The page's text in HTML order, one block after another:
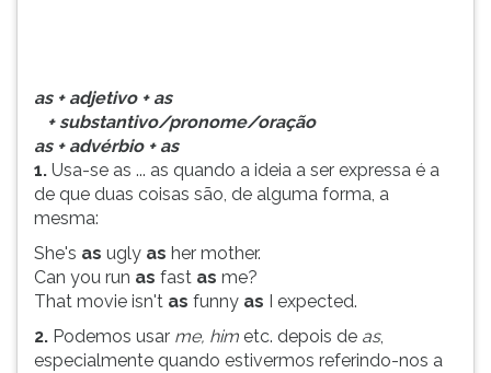
id&eacu
pausar
leitura
pressione
(primeira
tecla
esquerda
as + adjetivo + as
+ substantivo/pronome/oração
as + advérbio + as
1. Usa-se as ... as quando a ideia a ser expressa é a
de que duas coisas são, de alguma forma, a
mesma:
She's as ugly as her mother.
Can you run as fast as me?
That movie isn't as funny as I expected.
2. Podemos usar me, him etc. depois de as,
especialmente quando estivermos referindo-nos a